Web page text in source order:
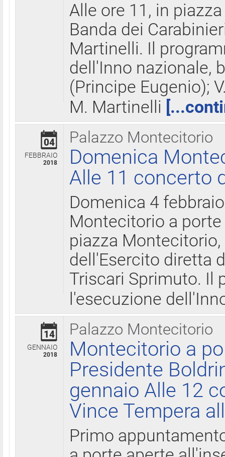
Alle ore 11, in
Banda dei
Martinelli. Il
dell'Inno nazionale,
(Principe Eugenio);
M. Martinelli
Palazzo Montecitorio
04
FEBBRAIO
2018
Domenica
Alle 11 concerto
Domenica 4
Montecitorio a
piazza
dell'Esercito diretta
Triscari Sprimuto. Il
l'esecuzione
Palazzo Montecitorio
14
GENNAIO
2018
Montecitorio a
Presidente
gennaio Alle 12
Vince Tempera
Primo